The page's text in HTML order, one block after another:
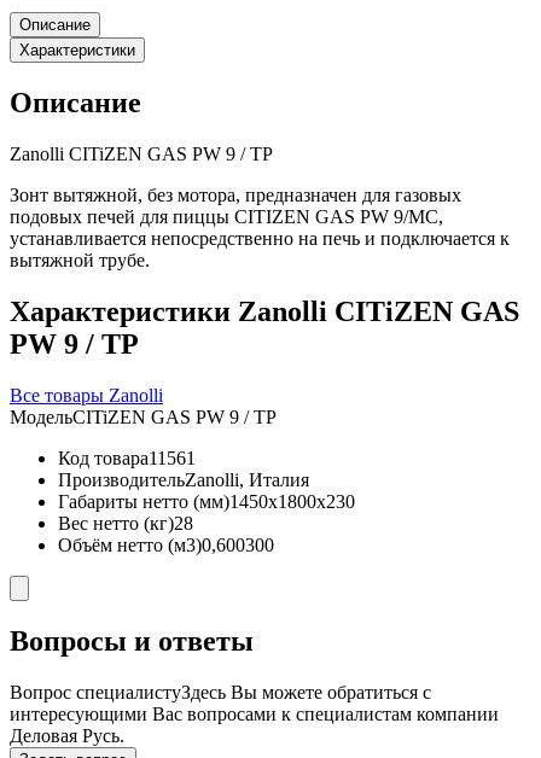
Описание
Характеристики
Описание
Zanolli CITiZEN GAS PW 9 / TP
Зонт вытяжной, без мотора, предназначен для газовых
подовых печей для пиццы CITIZEN GAS PW 9/MC,
устанавливается непосредственно на печь и подключается к
вытяжной трубе.
Характеристики Zanolli CITiZEN GAS
PW 9 / TP
Все товары Zanolli
МодельCITiZEN GAS PW 9 / TP
Код товара11561
ПроизводительZanolli, Италия
Габариты нетто (мм)1450x1800x230
Вес нетто (кг)28
Объём нетто (м3)0,600300
Вопросы и ответы
Вопрос специалистуЗдесь Вы можете обратиться с
интересующими Вас вопросами к специалистам компании
Деловая Русь.